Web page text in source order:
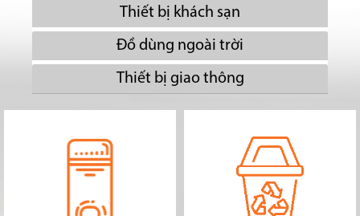
Thiết bị khách sạn
Đồ dùng ngoài trời
Thiết bị giao thông